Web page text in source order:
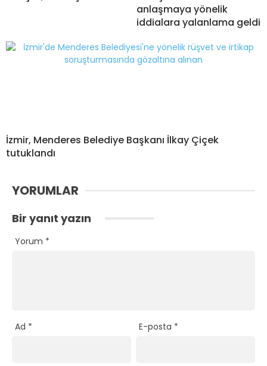
anlaşmaya yönelik
iddialara yalanlama geldi
İzmir, Menderes Belediye Başkanı İlkay Çiçek
tutuklandı
YORUMLAR
Bir yanıt yazın
Yorum *
Ad * E-posta *